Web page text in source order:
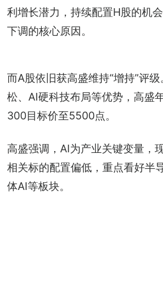
利增长潜力，持续配置H股的机
下调的核心原因。
而A股依旧获高盛维持“增持”评
松、AI硬科技布局等优势，高盛
300目标价至5500点。
高盛强调，AI为产业关键变量，
相关标的配置偏低，重点看好半
体AI等板块。